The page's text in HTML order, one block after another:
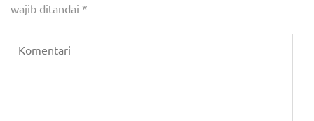
wajib ditandai *